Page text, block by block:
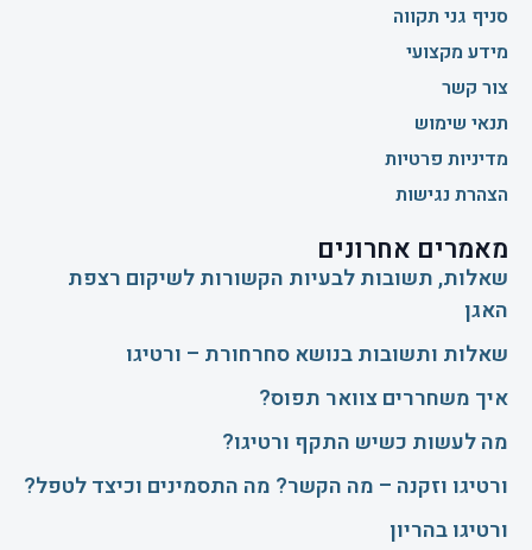
סניף גני תקווה
מידע מקצועי
צור קשר
תנאי שימוש
מדיניות פרטיות
הצהרת נגישות
מאמרים אחרונים
שאלות, תשובות לבעיות הקשורות לשיקום רצפת
האגן
שאלות ותשובות בנושא סחרחורת – ורטיגו
איך משחררים צוואר תפוס?
​מה לעשות כשיש התקף ורטיגו?
ורטיגו וזקנה – מה הקשר? מה התסמינים וכיצד לטפל?
ורטיגו בהריון